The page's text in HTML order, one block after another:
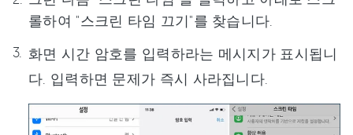
롤하여 "스크린 타임 끄기"를 찾습니다.
화면 시간 암호를 입력하라는 메시지가 표시됩니
다. 입력하면 문제가 즉시 사라집니다.